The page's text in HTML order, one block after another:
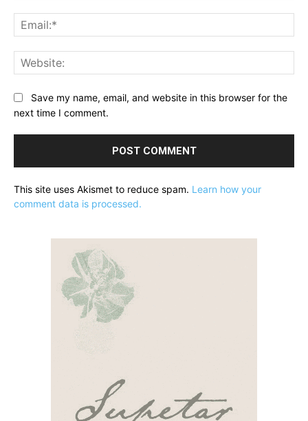
Save my name, email, and website in this browser for the
next time I comment.
This site uses Akismet to reduce spam. Learn how your
comment data is processed.